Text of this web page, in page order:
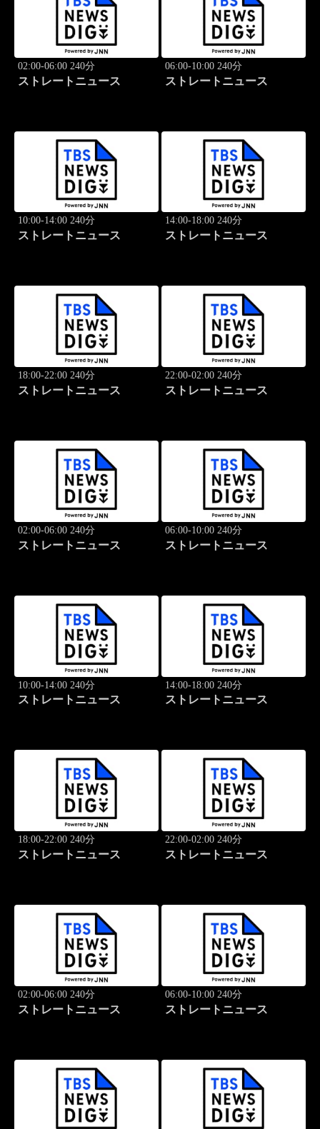
02:00-06:00 240分
ストレートニュース
06:00-10:00 240分
ストレートニュース
10:00-14:00 240分
ストレートニュース
14:00-18:00 240分
ストレートニュース
18:00-22:00 240分
ストレートニュース
22:00-02:00 240分
ストレートニュース
02:00-06:00 240分
ストレートニュース
06:00-10:00 240分
ストレートニュース
10:00-14:00 240分
ストレートニュース
14:00-18:00 240分
ストレートニュース
18:00-22:00 240分
ストレートニュース
22:00-02:00 240分
ストレートニュース
02:00-06:00 240分
ストレートニュース
06:00-10:00 240分
ストレートニュース